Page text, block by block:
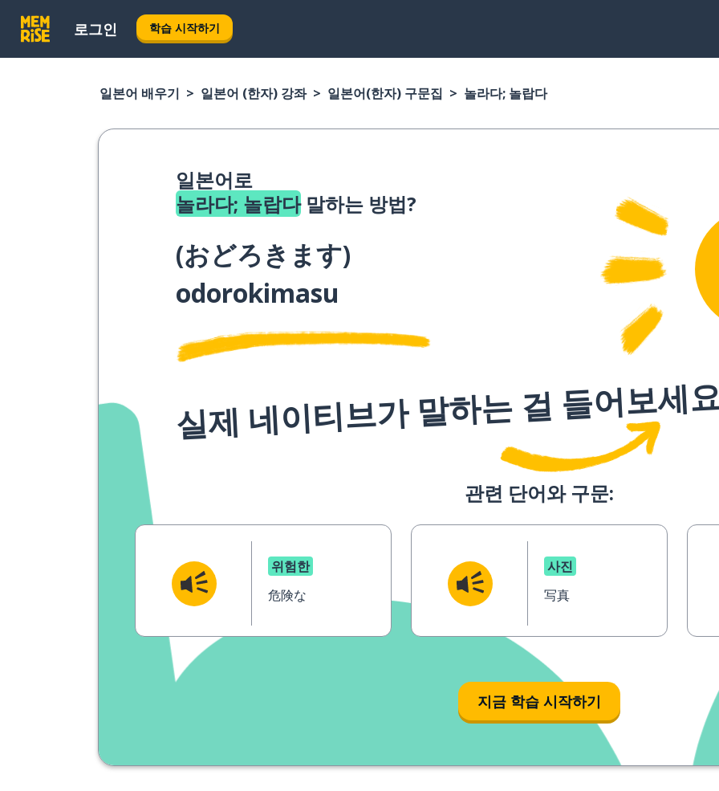
로그인 학습 시작하기
일본어 배우기 일본어 (한자) 강좌 일본어(한자) 구문집 놀라다; 놀랍다
일본어로
놀라다; 놀랍다말하는 방법?
(おどろきます)
odorokimasu
실제 네이티브가 말하는 걸 들어보세
관련 단어와 구문:
위험한
危険な
사진
写真
지금 학습 시작하기